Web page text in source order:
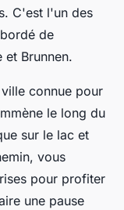
C'est l'un des
de
et Brunnen.
connue pour
le long du
sur le lac et
vous
pour profiter
une pause